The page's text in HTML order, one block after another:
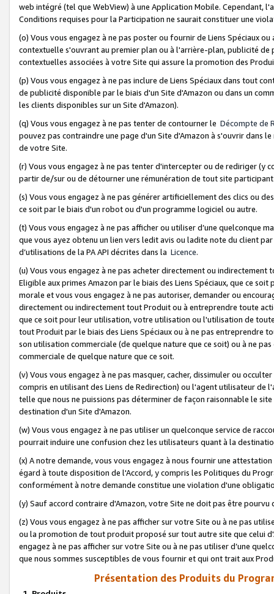
web intégré (tel que WebView) à une Application Mobile. Cependant,
Conditions requises pour la Participation ne saurait constituer une
(o) Vous vous engagez à ne pas poster ou fournir de Liens Spéciaux
contextuelle s'ouvrant au premier plan ou à l'arrière-plan, publicité
contextuelles associées à votre Site qui assure la promotion des
(p) Vous vous engagez à ne pas inclure de Liens Spéciaux dans tout
de publicité disponible par le biais d'un Site d'Amazon ou dans un
les clients disponibles sur un Site d'Amazon).
(q) Vous vous engagez à ne pas tenter de contourner le Décompte de
pouvez pas contraindre une page d'un Site d'Amazon à s'ouvrir dans
de votre Site.
(r) Vous vous engagez à ne pas tenter d'intercepter ou de rediriger
partir de/sur ou de détourner une rémunération de tout site
(s) Vous vous engagez à ne pas générer artificiellement des clics ou
ce soit par le biais d'un robot ou d'un programme logiciel ou autre.
(t) Vous vous engagez à ne pas afficher ou utiliser d’une quelconque
que vous ayez obtenu un lien vers ledit avis ou ladite note du client
d’utilisations de la PA API décrites dans la Licence.
(u) Vous vous engagez à ne pas acheter directement ou
Eligible aux primes Amazon par le biais des Liens Spéciaux, que ce
morale et vous vous engagez à ne pas autoriser, demander ou
directement ou indirectement tout Produit ou à entreprendre toute
que ce soit pour leur utilisation, votre utilisation ou l'utilisation de
tout Produit par le biais des Liens Spéciaux ou à ne pas entreprendre
son utilisation commerciale (de quelque nature que ce soit) ou à ne
commerciale de quelque nature que ce soit.
(v) Vous vous engagez à ne pas masquer, cacher, dissimuler ou
compris en utilisant des Liens de Redirection) ou l'agent utilisateur
telle que nous ne puissions pas déterminer de façon raisonnable le
destination d'un Site d'Amazon.
(w) Vous vous engagez à ne pas utiliser un quelconque service de
pourrait induire une confusion chez les utilisateurs quant à la
(x) A notre demande, vous vous engagez à nous fournir une
égard à toute disposition de l'Accord, y compris les Politiques du
conformément à notre demande constitue une violation d'une
(y) Sauf accord contraire d'Amazon, votre Site ne doit pas être
(z) Vous vous engagez à ne pas afficher sur votre Site ou à ne pas
ou la promotion de tout produit proposé sur tout autre site que celui
engagez à ne pas afficher sur votre Site ou à ne pas utiliser d’une
que nous sommes susceptibles de vous fournir et qui ont trait aux
Présentation des Produits du